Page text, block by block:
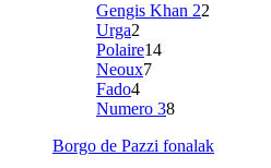
Gengis Khan 22
Urga2
Polaire14
Neoux7
Fado4
Numero 38
Borgo de Pazzi fonalak